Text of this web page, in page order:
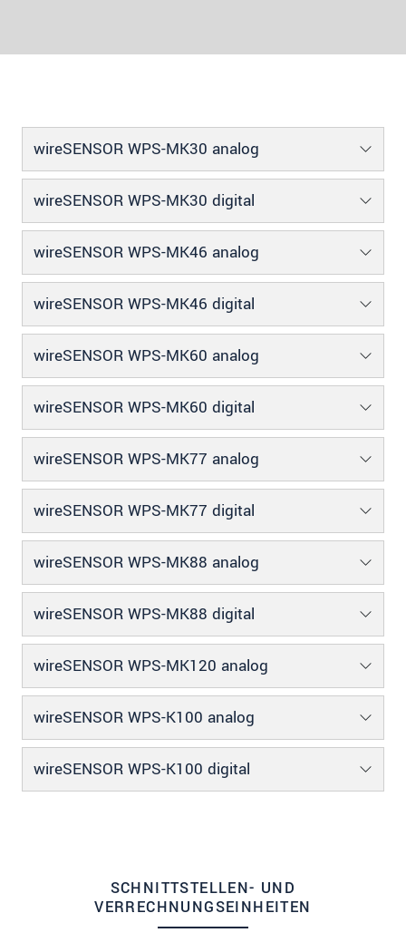
wireSENSOR WPS-MK30 analog
wireSENSOR WPS-MK30 digital
wireSENSOR WPS-MK46 analog
wireSENSOR WPS-MK46 digital
wireSENSOR WPS-MK60 analog
wireSENSOR WPS-MK60 digital
wireSENSOR WPS-MK77 analog
wireSENSOR WPS-MK77 digital
wireSENSOR WPS-MK88 analog
wireSENSOR WPS-MK88 digital
wireSENSOR WPS-MK120 analog
wireSENSOR WPS-K100 analog
wireSENSOR WPS-K100 digital
SCHNITTSTELLEN- UND
VERRECHNUNGSEINHEITEN